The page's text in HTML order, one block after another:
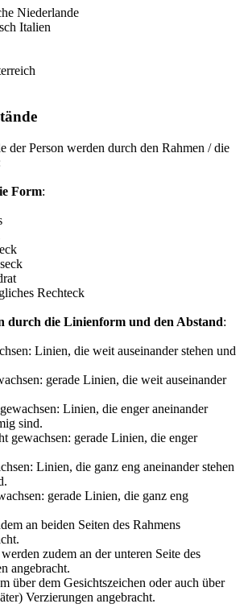
Niederlande
Italien
der Person werden durch den Rahmen / die
Form:
Rechteck
durch die Linienform und den Abstand:
Linien, die weit auseinander stehen und
gerade Linien, die weit auseinander
Linien, die enger aneinander
sind.
gewachsen: gerade Linien, die enger
Linien, die ganz eng aneinander stehen
gerade Linien, die ganz eng
an beiden Seiten des Rahmens
zudem an der unteren Seite des
angebracht.
über dem Gesichtszeichen oder auch über
Verzierungen angebracht.